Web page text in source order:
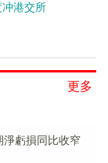
冲港交所
更多
淨虧損同比收窄